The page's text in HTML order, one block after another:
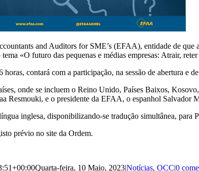
and Auditors for SME’s (EFAA), entidade de
«O futuro das pequenas e médias empresas: Atrair,
contará com a participação, na sessão de abertura e
onde se incluem o Reino Unido, Países Baixos,
Resmouki, e o presidente da EFAA, o espanhol Salvador
inglesa, disponibilizando-se tradução simultânea, para
prévio no site da Ordem.
Quarta-feira, 10 Maio, 2023|Notícias, OCC|0